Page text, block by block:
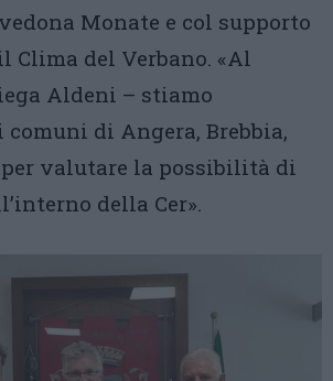
Monate e col supporto
Clima del Verbano. «Al
Aldeni – stiamo
di Angera, Brebbia,
per valutare la possibilità di
della Cer».